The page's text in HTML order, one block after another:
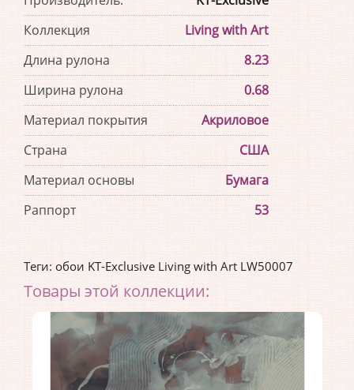
Коллекция
Living with Art
Длина рулона
8.23
Ширина рулона
0.68
Материал покрытия
Акриловое
Страна
США
Материал основы
Бумага
Раппорт
53
Теги: обои KT-Exclusive Living with Art LW50007
Товары этой коллекции: